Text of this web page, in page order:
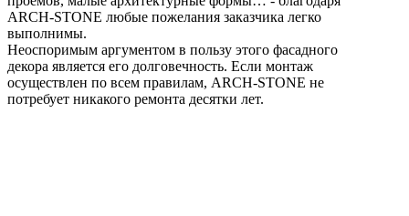
ARCH-STONE любые пожелания заказчика легко
выполнимы.
Неоспоримым аргументом в пользу этого фасадного
декора является его долговечность. Если монтаж
осуществлен по всем правилам, ARCH-STONE не
потребует никакого ремонта десятки лет.